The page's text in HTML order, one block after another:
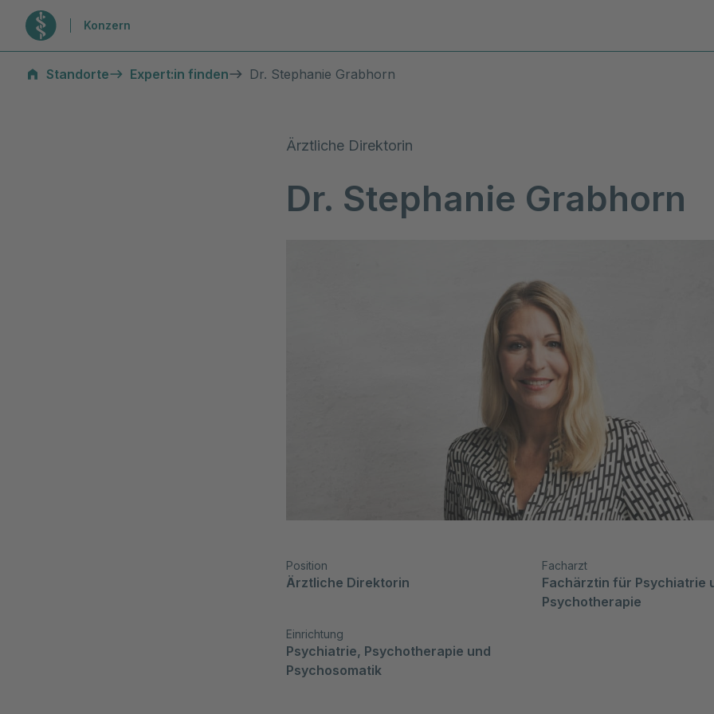
Zur Startseite
Konzern
Standorte
Expert:in finden Dr. Stephanie Grabhorn
Ärztliche Direktorin
Dr. Stephanie Grabhorn
Position
Ärztliche Direktorin
Facharzt
Fachärztin für Psychiatrie
Psychotherapie
Einrichtung
Psychiatrie, Psychotherapie und
Psychosomatik